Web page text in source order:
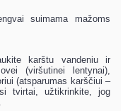
suimama mažoms
karštu vandeniu ir
(viršutinei lentynai),
(atsparumas karščiui –
tvirtai, užtikrinkite, jog